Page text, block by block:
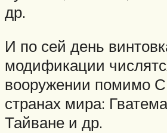
др.
И по сей день
модификации
вооружении помимо
странах мира:
Тайване и др.